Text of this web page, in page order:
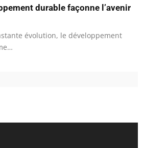
durable façonne l’avenir
évolution, le développement